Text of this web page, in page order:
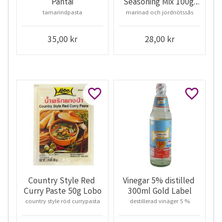
Pantai
tamarindpasta
35,00 kr
Seasoning Mix 100g
Lobo
marinad och jordnötssås
28,00 kr
Country Style Red
Curry Paste 50g Lobo
country style röd currypasta
Lägg till i favoriter
Vinegar 5% distilled
300ml Gold Label
destillerad vinäger 5 %
Lägg till